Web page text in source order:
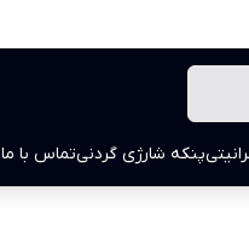
پنکه شارژی گردنیتماس با ما